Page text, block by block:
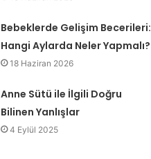
Bebeklerde Gelişim Becerileri:
Hangi Aylarda Neler Yapmalı?
18 Haziran 2026
Anne Sütü ile İlgili Doğru
Bilinen Yanlışlar
4 Eylül 2025